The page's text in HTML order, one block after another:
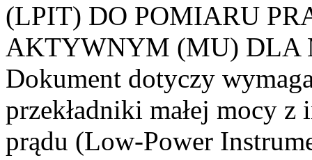
(LPIT) DO POMIARU
AKTYWNYM (MU) DLA
Dokument dotyczy
przekładniki małej mocy
prądu (Low-Power